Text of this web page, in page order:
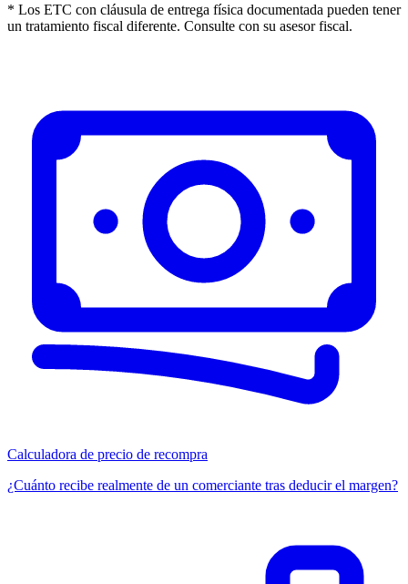
* Los ETC con cláusula de entrega física documentada pueden tener
un tratamiento fiscal diferente. Consulte con su asesor fiscal.
Calculadora de precio de recompra
¿Cuánto recibe realmente de un comerciante tras deducir el margen?